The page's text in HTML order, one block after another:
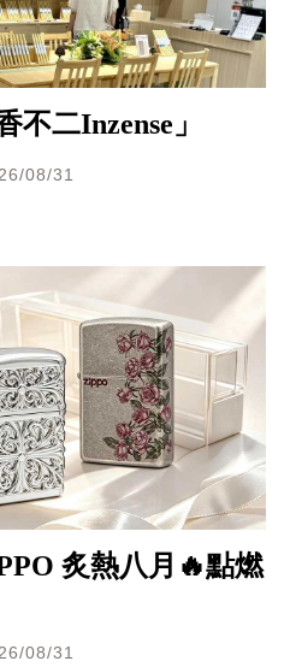
二Inzense」
08/31
炙熱八月🔥點燃
08/31